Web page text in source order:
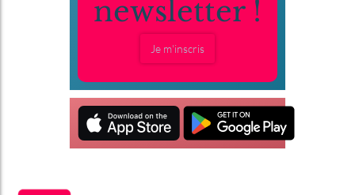
newsletter !
Je m'inscris